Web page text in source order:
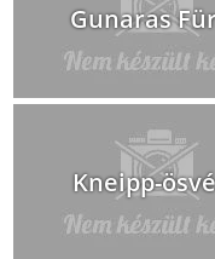
Gunaras
Kneipp-